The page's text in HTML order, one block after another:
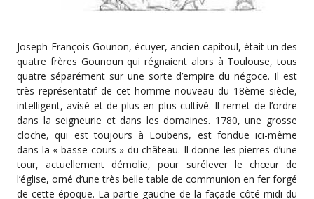
Joseph-François Gounon, écuyer, ancien capitoul, était un des
quatre frères Gounoun qui régnaient alors à Toulouse, tous
quatre séparément sur une sorte d’empire du négoce. Il est
très représentatif de cet homme nouveau du 18ème siècle,
intelligent, avisé et de plus en plus cultivé. Il remet de l’ordre
dans la seigneurie et dans les domaines. 1780, une grosse
cloche, qui est toujours à Loubens, est fondue ici-même
dans la « basse-cours » du château. Il donne les pierres d’une
tour, actuellement démolie, pour surélever le chœur de
l’église, orné d’une très belle table de communion en fer forgé
de cette époque. La partie gauche de la façade côté midi du